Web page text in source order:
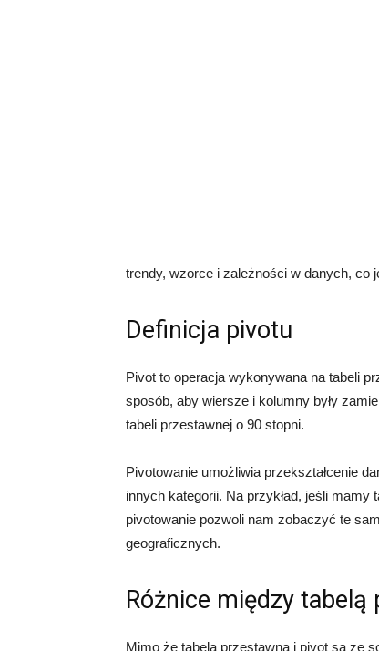
trendy, wzorce i zależności w danych, co
Definicja pivotu
Pivot to operacja wykonywana na tabeli
sposób, aby wiersze i kolumny były
tabeli przestawnej o 90 stopni.
Pivotowanie umożliwia przekształcenie
innych kategorii. Na przykład, jeśli
pivotowanie pozwoli nam zobaczyć te
geograficznych.
Różnice między
Mimo że tabela przestawna i pivot są ze